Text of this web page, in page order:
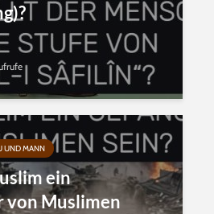
UND MANN
ein
von Muslimen